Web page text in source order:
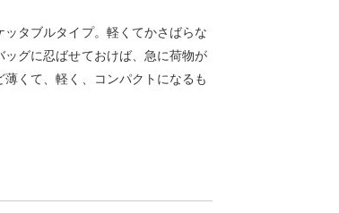
タブルタイプ。軽くてかさばらな
グに忍ばせておけば、急に荷物が
くて、軽く、コンパクトになるも